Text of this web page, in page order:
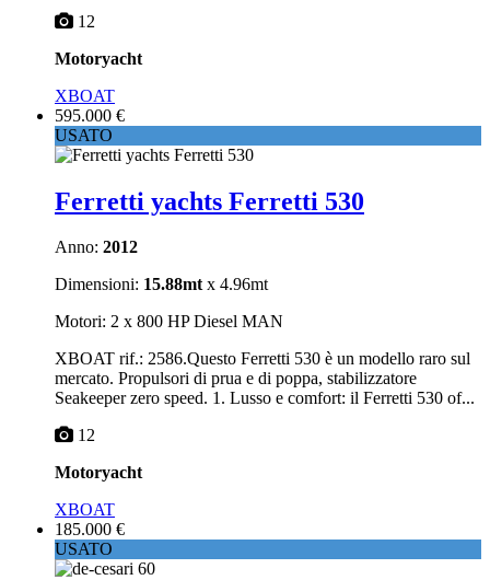
12
Motoryacht
XBOAT
595.000 €
USATO
Ferretti yachts Ferretti 530
Anno: 2012
Dimensioni: 15.88mtx 4.96mt
Motori: 2 x 800 HP Diesel MAN
XBOAT rif.: 2586.Questo Ferretti 530 è un modello raro sul
mercato. Propulsori di prua e di poppa, stabilizzatore
Seakeeper zero speed. 1. Lusso e comfort: il Ferretti 530 of...
12
Motoryacht
XBOAT
185.000 €
USATO